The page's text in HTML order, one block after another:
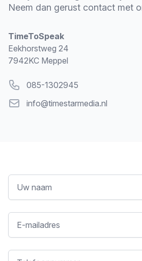
Neem dan gerust contact met
TimeToSpeak
Eekhorstweg 24
7942KC Meppel
Telefoon085-1302945
Emailinfo@timestarmedia.nl